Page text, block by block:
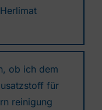
ob ich dem
für
reinigung